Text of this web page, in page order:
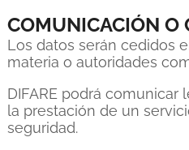
COMUNICACIÓN O
Los datos serán cedidos
materia o autoridades
DIFARE podrá
la prestación de un
seguridad.